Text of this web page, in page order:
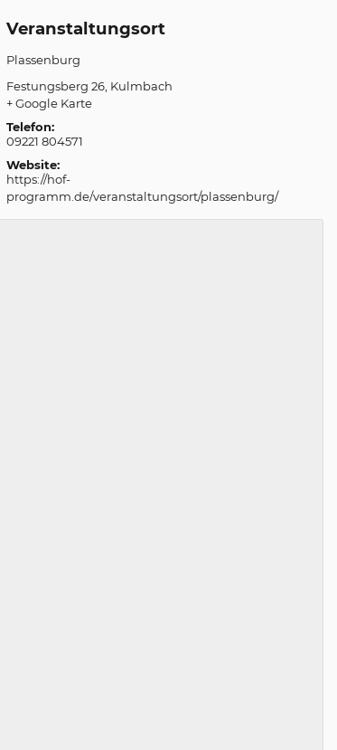
Veranstaltungsort
Plassenburg
Festungsberg 26 Kulmbach
+ Google Karte
Telefon:
09221 804571
Website:
https://hof-
programm.de/veranstaltungsort/plassenburg/